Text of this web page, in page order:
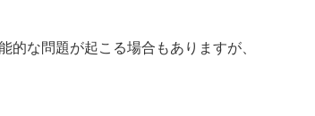
的な問題が起こる場合もありますが、